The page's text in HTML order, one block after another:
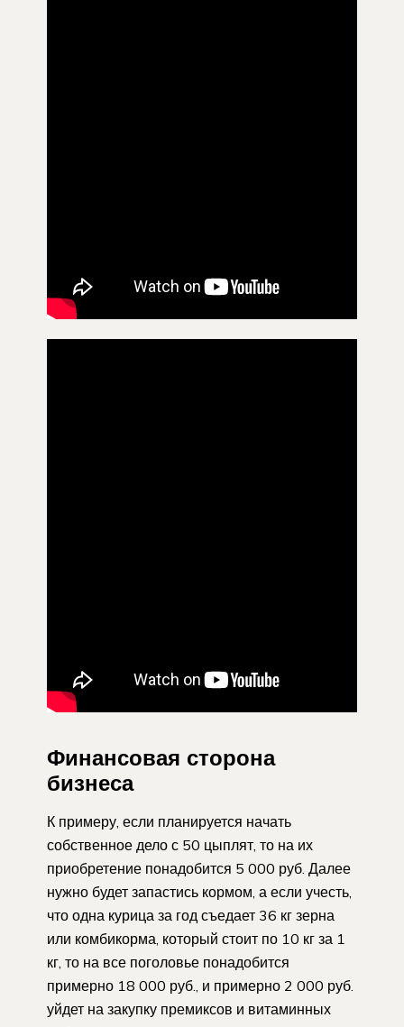
Финансовая сторона
бизнеса
К примеру, если планируется начать
собственное дело с 50 цыплят, то на их
приобретение понадобится 5 000 руб. Далее
нужно будет запастись кормом, а если учесть,
что одна курица за год съедает 36 кг зерна
или комбикорма, который стоит по 10 кг за 1
кг, то на все поголовье понадобится
примерно 18 000 руб., и примерно 2 000 руб.
уйдет на закупку премиксов и витаминных